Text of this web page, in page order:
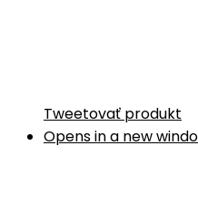
Tweetovať produkt
Opens in a new